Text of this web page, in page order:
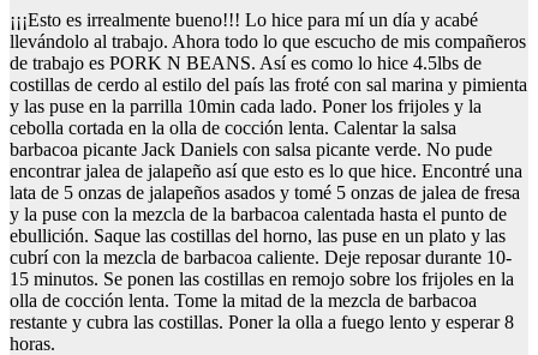
¡¡¡Esto es irrealmente bueno!!! Lo hice para mí un día y acabé
llevándolo al trabajo. Ahora todo lo que escucho de mis compañeros
de trabajo es PORK N BEANS. Así es como lo hice 4.5lbs de
costillas de cerdo al estilo del país las froté con sal marina y pimienta
y las puse en la parrilla 10min cada lado. Poner los frijoles y la
cebolla cortada en la olla de cocción lenta. Calentar la salsa
barbacoa picante Jack Daniels con salsa picante verde. No pude
encontrar jalea de jalapeño así que esto es lo que hice. Encontré una
lata de 5 onzas de jalapeños asados y tomé 5 onzas de jalea de fresa
y la puse con la mezcla de la barbacoa calentada hasta el punto de
ebullición. Saque las costillas del horno, las puse en un plato y las
cubrí con la mezcla de barbacoa caliente. Deje reposar durante 10-
15 minutos. Se ponen las costillas en remojo sobre los frijoles en la
olla de cocción lenta. Tome la mitad de la mezcla de barbacoa
restante y cubra las costillas. Poner la olla a fuego lento y esperar 8
horas.